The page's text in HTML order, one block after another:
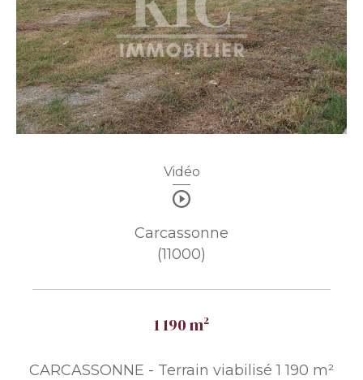
Vidéo
Carcassonne
(11000)
1 190 m²
CARCASSONNE - Terrain viabilisé 1 190 m²